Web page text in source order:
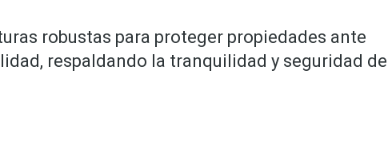
robustas para proteger propiedades ante
respaldando la tranquilidad y seguridad de